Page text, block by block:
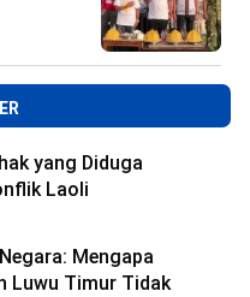
yang Diduga
Laoli
Mengapa
Luwu Timur Tidak